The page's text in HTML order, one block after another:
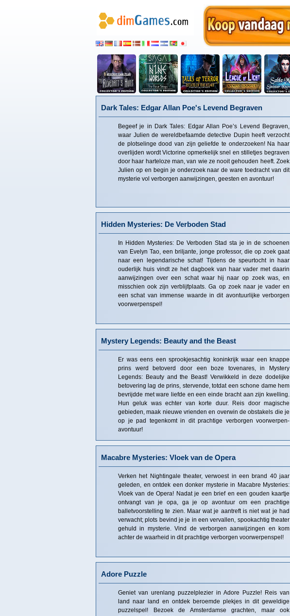
Dark Tales: Edgar Allan Poe's Levend Begraven
Begeef je in Dark Tales: Edgar Allan Poe’s Levend Begraven,
waar Julien de wereldbefaamde detective Dupin heeft verzocht
de plotselinge dood van zijn geliefde te onderzoeken! Na haar
overlijden wordt Victorine opmerkelijk snel en stilletjes begraven
door haar harteloze man, van wie ze nooit gehouden heeft. Zoek
Julien op en begin je onderzoek naar de ware toedracht van dit
mysterie vol verborgen aanwijzingen, geesten en avontuur!
Hidden Mysteries: De Verboden Stad
In Hidden Mysteries: De Verboden Stad sta je in de schoenen
van Evelyn Tao, een briljante, jonge professor, die op zoek gaat
naar een legendarische schat! Tijdens de speurtocht in haar
ouderlijk huis vindt ze het dagboek van haar vader met daarin
aanwijzingen over een schat waar hij naar op zoek was, en
misschien ook zijn verblijfplaats. Ga op zoek naar je vader en
een schat van immense waarde in dit avontuurlijke verborgen
voorwerpenspel!
Mystery Legends: Beauty and the Beast
Er was eens een sprookjesachtig koninkrijk waar een knappe
prins werd betoverd door een boze tovenares, in Mystery
Legends: Beauty and the Beast! Verwikkeld in deze dodelijke
betovering lag de prins, stervende, totdat een schone dame hem
bevrijdde met ware liefde en een einde bracht aan zijn kwelling.
Hun geluk was echter van korte duur. Reis door magische
gebieden, maak nieuwe vrienden en overwin de obstakels die je
op je pad tegenkomt in dit prachtige verborgen voorwerpen-
avontuur!
Macabre Mysteries: Vloek van de Opera
Verken het Nightingale theater, verwoest in een brand 40 jaar
geleden, en ontdek een donker mysterie in Macabre Mysteries:
Vloek van de Opera! Nadat je een brief en een gouden kaartje
ontvangt van je opa, ga je op avontuur om een prachtige
balletvoorstelling te zien. Maar wat je aantreft is niet wat je had
verwacht; plots bevind je je in een vervallen, spookachtig theater
gehuld in mysterie. Vind de verborgen aanwijzingen en kom
achter de waarheid in dit prachtige verborgen voorwerpenspel!
Adore Puzzle
Geniet van urenlang puzzelplezier in Adore Puzzle! Reis van
land naar land en ontdek beroemde plekjes in dit geweldige
puzzelspel! Bezoek de Amsterdamse grachten, maar ook